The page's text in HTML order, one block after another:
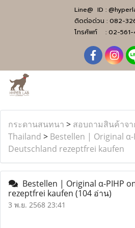
Line@ ID :
ติดต่อด่วน : 082-
โทรศัพท์ : 02-
กระดานสนทนา > สอบถามสินค้าจา
Thailand > Bestellen | Original
Deutschland rezeptfrei kaufen
Bestellen | Original α-PIHP
rezeptfrei kaufen (104 อ่าน)
3 พ.ย. 2568 23:41